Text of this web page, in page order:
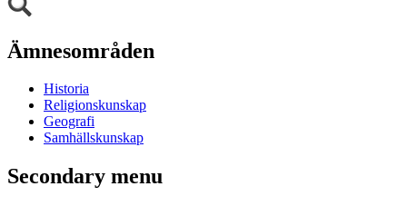
Ämnesområden
Historia
Religionskunskap
Geografi
Samhällskunskap
Secondary menu